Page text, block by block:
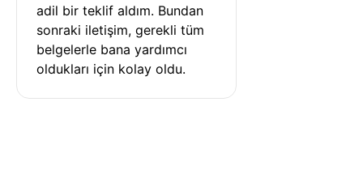
adil bir teklif aldım. Bundan
sonraki iletişim, gerekli tüm
belgelerle bana yardımcı
oldukları için kolay oldu.